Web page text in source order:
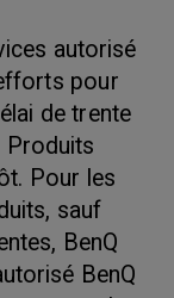
autorisé
pour
de trente
Produits
Pour les
sauf
BenQ
BenQ